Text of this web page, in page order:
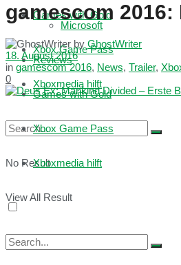
Games with Gold
Xbox Game Pass
Xboxmedia hilft
No Result
View All Result
Microsoft
Reviews
Games with Gold
Xbox Game Pass
Xboxmedia hilft
gamescom
by GhostWriter
18. August 2016
in gamescom 2016, News, Trailer,
0